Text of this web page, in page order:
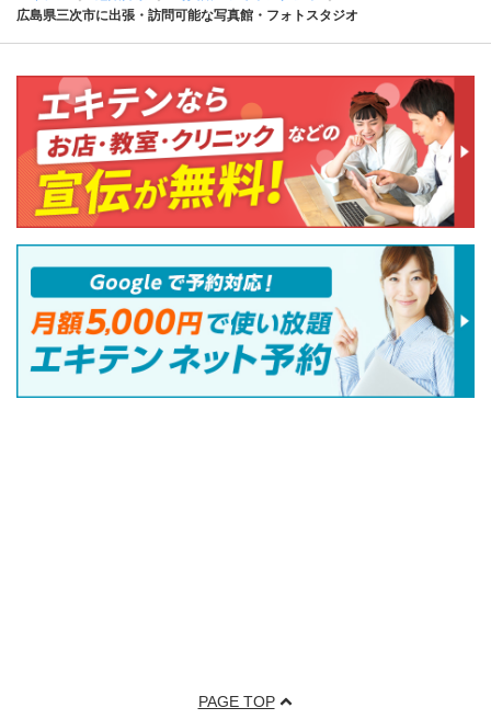
広島県三次市に出張・訪問可能な写真館・フォトスタジオ
PAGE TOP